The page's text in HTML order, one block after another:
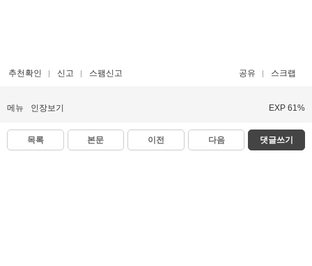
추천확인 신고 스팸신고 공유 스크랩
메뉴 인장보기 EXP 61%
목록 본문 이전 다음 댓글쓰기